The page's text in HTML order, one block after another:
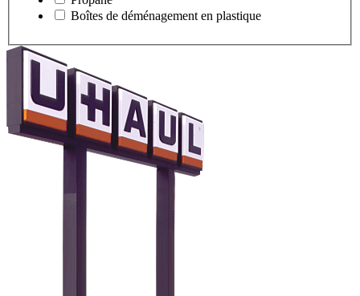
Boîtes de déménagement en plastique